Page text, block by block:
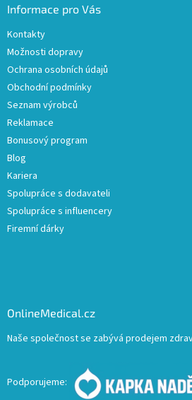
Informace pro Vás
Kontakty
Možnosti dopravy
Ochrana osobních údajů
Obchodní podmínky
Seznam výrobců
Reklamace
Bonusový program
Blog
Kariera
Spolupráce s dodavateli
Spolupráce s influencery
Firemní dárky
OnlineMedical.cz
Naše společnost se zabývá prodejem
Podporujeme: